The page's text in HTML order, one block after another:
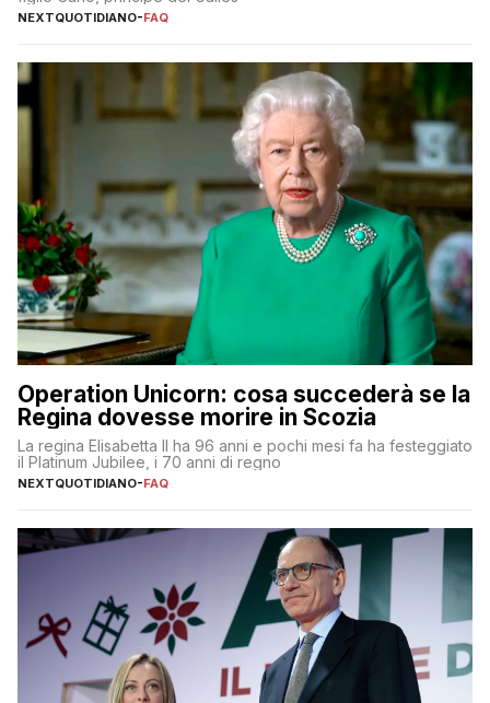
NEXTQUOTIDIANO-FAQ
Operation Unicorn: cosa succederà se la
Regina dovesse morire in Scozia
La regina Elisabetta II ha 96 anni e pochi mesi fa ha festeggiato
il Platinum Jubilee, i 70 anni di regno
NEXTQUOTIDIANO-FAQ